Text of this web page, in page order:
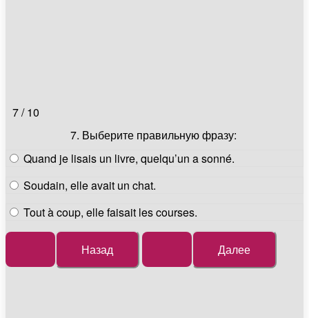
7 / 10
7. Выберите правильную фразу:
Quand je lisais un livre, quelqu’un a sonné.
Soudain, elle avait un chat.
Tout à coup, elle faisait les courses.